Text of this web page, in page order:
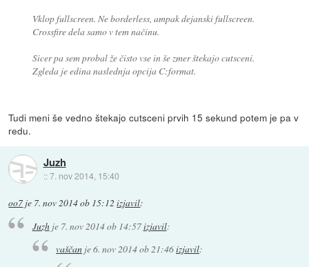
Vklop fullscreen. Ne borderless, ampak dejanski fullscreen.
Crossfire dela samo v tem načinu.
Sicer pa sem probal že čisto vse in še zmer štekajo cutsceni.
Zgleda je edina naslednja opcija C:format.
Tudi meni še vedno štekajo cutsceni prvih 15 sekund potem je pa v
redu.
Juzh
::7. nov 2014, 15:40
oo7 je 7. nov 2014 ob 15:12 izjavil:
Juzhje 7. nov 2014 ob 14:57izjavil:
vaščan je6. nov 2014 ob 21:46izjavil: